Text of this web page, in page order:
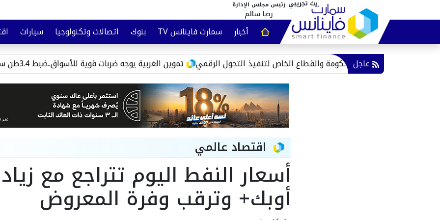
رئيس مجلس الإدارة
رضا سالم
أخبار
سمارت فاينانس TV بنوك اتصالات وتكنولوجيا سيارات
عقارات وتأمين
وعي مالي عاجل تموين الغربية يوجه ضربات قوية للأسواق..ضبط 3.4طن سلع مجهولة و3000رغيف مدعم قبل تهريبها تدعو لتكامل الحكومة والقطاع الخاص لتنفيذ التحول الرقمي
اقتصاد عالمي
أسعار النفط اليوم تتراجع مع
أوبك+ وترقب وفرة المعروض